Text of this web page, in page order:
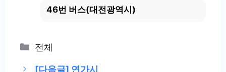
46번 버스(대전광역시)
Categories
전체
[다음글] 연가시